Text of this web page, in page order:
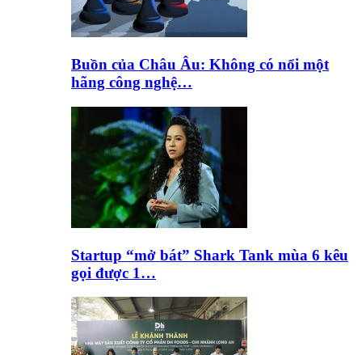
Buồn của Châu Âu: Không có nổi một
hãng công nghệ…
Startup “mở bát” Shark Tank mùa 6 kêu
gọi được 1…